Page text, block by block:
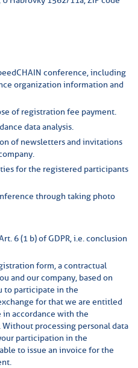
conference, including
organization information and
of registration fee payment.
data analysis.
of newsletters and invitations
for the registered participants
through taking photo
6 (1 b) of GDPR, i.e. conclusion
form, a contractual
and our company, based on
to participate in the
for that we are entitled
accordance with the
processing personal data
participation in the
to issue an invoice for the